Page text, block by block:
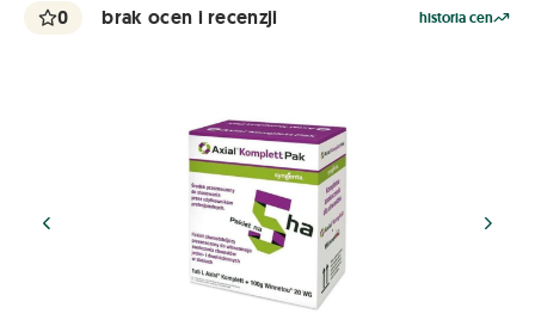
historia cen
0 brak ocen i recenzji